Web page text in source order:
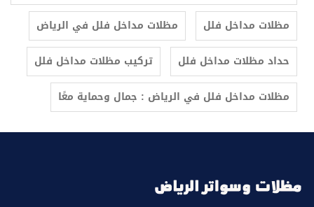
مظلات مداخل فلل
مظلات مداخل فلل في الرياض
حداد مظلات مداخل فلل
تركيب مظلات مداخل فلل
مظلات مداخل فلل في الرياض : جمال وحماية معًا